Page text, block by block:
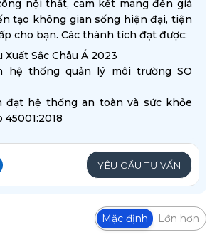
nội thất, cam kết mang đến giá
tạo không gian sống hiện đại, tiện
cho bạn. Các thành tích đạt được:
Sắc Châu Á 2023
hệ thống quản lý môi trường SO
đạt hệ thống an toàn và sức khỏe
YÊU CẦU TƯ VẤN
Mặc định Lớn hơn